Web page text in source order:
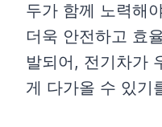
두가 함께 노력해
더욱 안전하고 효
발되어, 전기차가
게 다가올 수 있기